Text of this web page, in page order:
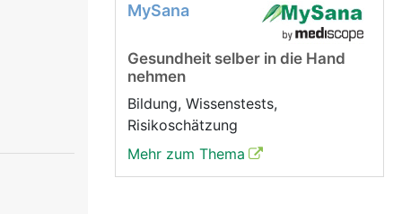
MySana
Gesundheit selber in die Hand
nehmen
Bildung, Wissenstests,
Risikoschätzung
Mehr zum Thema